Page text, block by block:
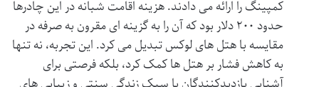
کمپینگ را ارائه می دادند. هزینه اقامت شبانه در این چادرها
حدود ۲۰۰ دلار بود که آن را به گزینه ای مقرون به صرفه در
مقایسه با هتل های لوکس تبدیل می کرد. این تجربه، نه تنها
به کاهش فشار بر هتل ها کمک کرد، بلکه فرصتی برای